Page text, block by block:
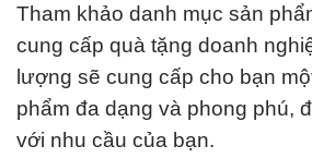
Tham khảo danh mục sản
cung cấp quà tặng doanh
lượng sẽ cung cấp cho bạn
phẩm đa dạng và phong phú,
với nhu cầu của bạn.